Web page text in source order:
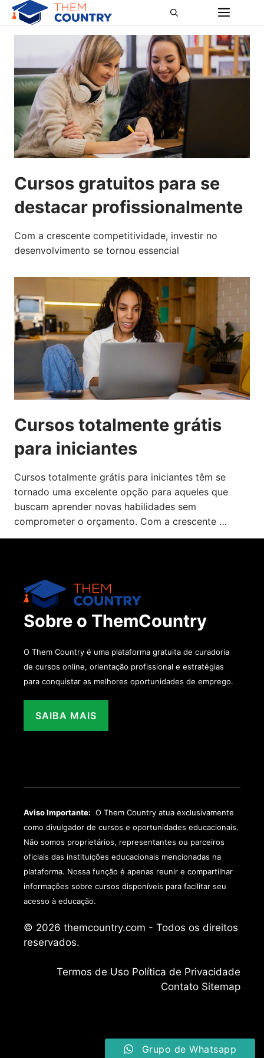
Pular
para
Cursos gratuitos para se
destacar profissionalmente
Com a crescente competitividade, investir no
desenvolvimento se tornou essencial
Cursos totalmente grátis
para iniciantes
Cursos totalmente grátis para iniciantes têm se
tornado uma excelente opção para aqueles que
buscam aprender novas habilidades sem
comprometer o orçamento. Com a crescente …
Sobre o ThemCountry
O Them Country é uma plataforma gratuita de curadoria
de cursos online, orientação profissional e estratégias
para conquistar as melhores oportunidades de emprego.
SAIBA MAIS
Aviso Importante: O Them Country atua exclusivamente
como divulgador de cursos e oportunidades educacionais.
Não somos proprietários, representantes ou parceiros
oficiais das instituições educacionais mencionadas na
plataforma. Nossa função é apenas reunir e compartilhar
informações sobre cursos disponíveis para facilitar seu
acesso à educação.
© 2026 themcountry.com - Todos os direitos
reservados.
Termos de Uso Política de Privacidade
Contato Sitemap
Grupo de Whatsapp